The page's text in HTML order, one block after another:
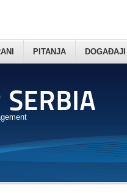
PITANJA DOGAĐAJI